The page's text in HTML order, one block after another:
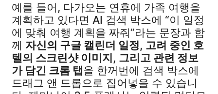
예를 들어, 다가오는 연휴에 가족 여행을
계획하고 있다면 AI 검색 박스에 “이 일정
에 맞춰 여행 계획을 짜줘”라는 문장과 함
께 자신의 구글 캘린더 일정, 고려 중인 호
텔의 스크린샷 이미지, 그리고 관련 정보
가 담긴 크롬 탭을 한꺼번에 검색 박스에
드래그 앤 드롭으로 집어넣을 수 있습니